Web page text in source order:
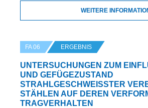
WEITERE
FA 06 ERGEBNIS
UNTERSUCHUNGEN ZUM
UND GEFÜGEZUSTAND
STRAHLGESCHWEISSTER
TÄHLEN AUF DEREN
RAGVERHALTEN